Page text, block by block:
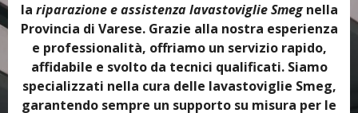
la riparazione e assistenza lavastoviglie Smegnella
Provincia di Varese. Grazie alla nostra esperienza
e professionalità, offriamo un servizio rapido,
affidabile e svolto da tecnici qualificati. Siamo
specializzati nella cura delle lavastoviglie Smeg,
garantendo sempre un supporto su misura per le